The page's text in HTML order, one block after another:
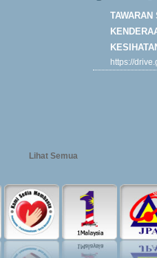
Lihat Semua
https://